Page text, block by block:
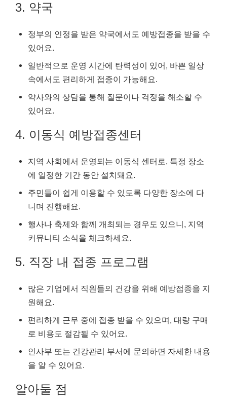
3. 약국
정부의 인정을 받은 약국에서도 예방접종을 받을 수
있어요.
일반적으로 운영 시간에 탄력성이 있어, 바쁜 일상
속에서도 편리하게 접종이 가능해요.
약사와의 상담을 통해 질문이나 걱정을 해소할 수
있어요.
4. 이동식 예방접종센터
지역 사회에서 운영되는 이동식 센터로, 특정 장소
에 일정한 기간 동안 설치돼요.
주민들이 쉽게 이용할 수 있도록 다양한 장소에 다
니며 진행해요.
행사나 축제와 함께 개최되는 경우도 있으니, 지역
커뮤니티 소식을 체크하세요.
5. 직장 내 접종 프로그램
많은 기업에서 직원들의 건강을 위해 예방접종을 지
원해요.
편리하게 근무 중에 접종 받을 수 있으며, 대량 구매
로 비용도 절감될 수 있어요.
인사부 또는 건강관리 부서에 문의하면 자세한 내용
을 알 수 있어요.
알아둘 점